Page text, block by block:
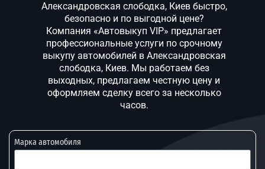
Александровская слободка, Киев быстро,
безопасно и по выгодной цене?
Компания «Автовыкуп VIP» предлагает
профессиональные услуги по срочному
выкупу автомобилей в Александровская
слободка, Киев. Мы работаем без
выходных, предлагаем честную цену и
оформляем сделку всего за несколько
часов.
Марка автомобиля